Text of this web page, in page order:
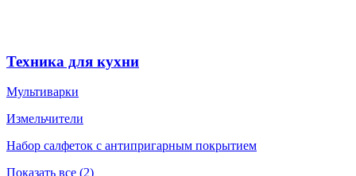
Техника для кухни
Мультиварки
Измельчители
Набор салфеток с антипригарным покрытием
Показать все (2)